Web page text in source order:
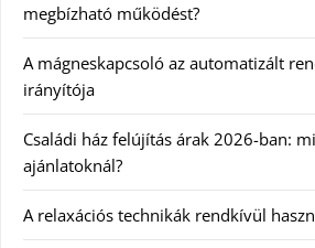
megbízható működést?
A mágneskapcsoló az automatizált
irányítója
Családi ház felújítás árak 2026-ban:
ajánlatoknál?
A relaxációs technikák rendkívül